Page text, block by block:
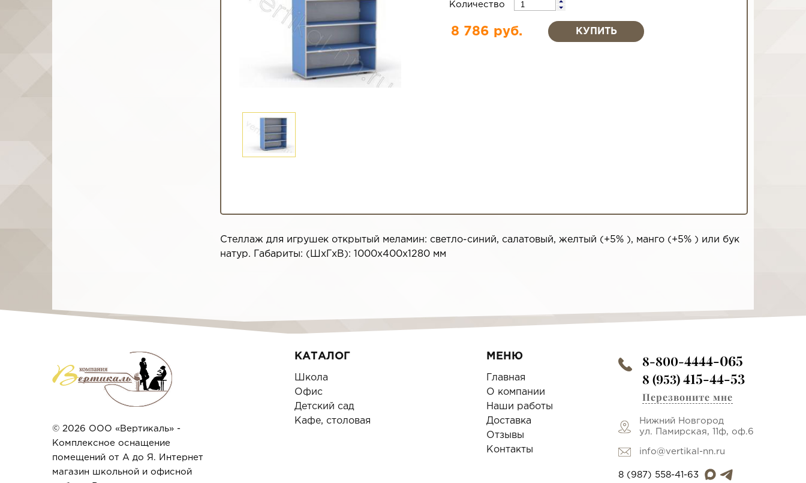
Количество
8 786 руб.
Стеллаж для игрушек открытый меламин: светло-синий, салатовый, желтый (+5% ), манго (+5% ) или бук
натур. Габариты: (ШхГхВ): 1000x400x1280 мм
© 2026 ООО «Вертикаль» -
Комплексное оснащение
помещений от А до Я. Интернет
магазин школьной и офисной
КАТАЛОГ
Школа
Офис
Детский сад
Кафе, столовая
МЕНЮ
Главная
О компании
Наши работы
Доставка
Отзывы
Контакты
8-800-4444-065
8 (953)415-44-53
Перезвоните мне
Нижний Новгород
ул. Памирская, 11ф, оф.6
info@vertikal-nn.ru
8 (987) 558-41-63